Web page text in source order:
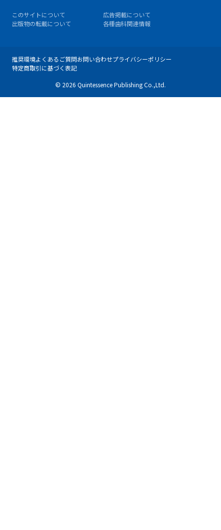
このサイトについて
広告掲載について
出版物の転載について
各種歯科関連情報
推奨環境よくあるご質問お問い合わせプライバシーポリシー
特定商取引に基づく表記
© 2026 Quintessence Publishing Co.,Ltd.